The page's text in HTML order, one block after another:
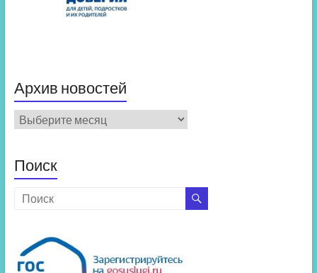
Архив новостей
Архив
новостей
Поиск